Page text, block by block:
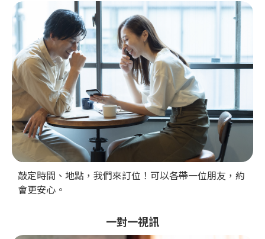
敲定時間、地點，我們來訂位！可以各帶一位朋友，約
會更安心。
一對一視訊